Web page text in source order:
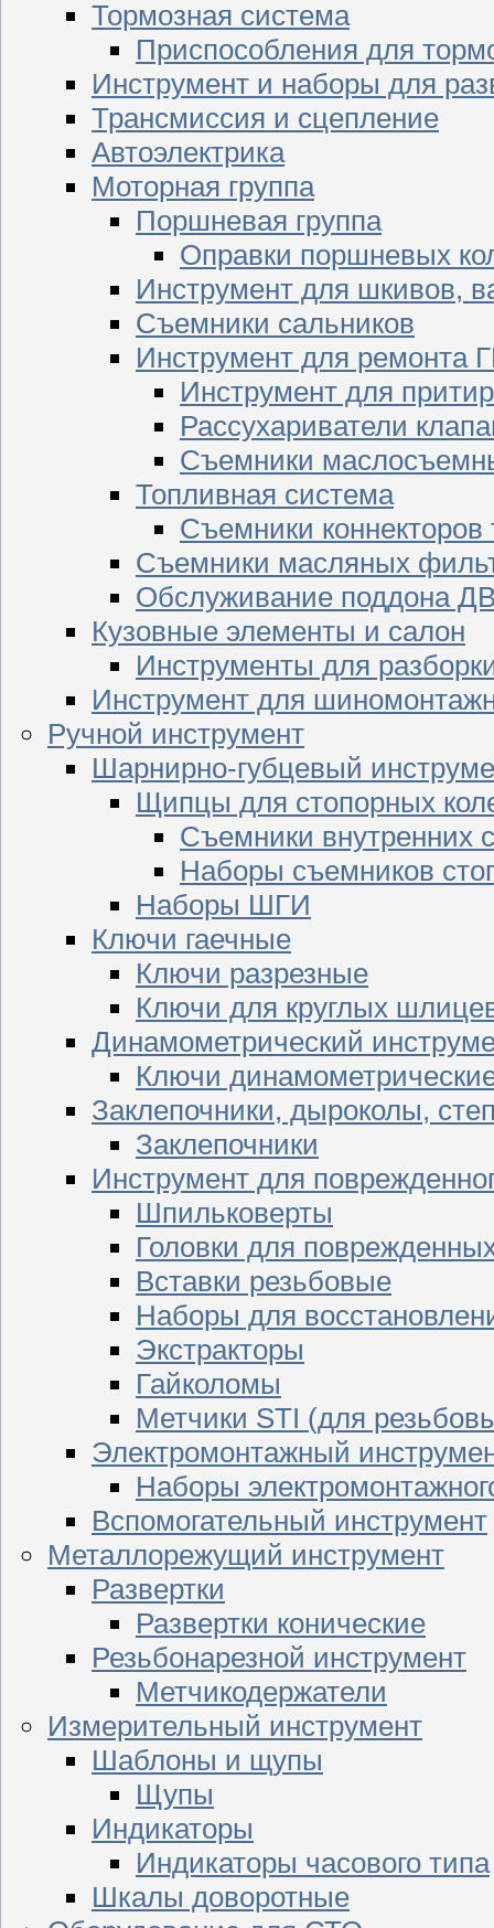
Тормозная система
Приспособления для
Инструмент и наборы для
Трансмиссия и сцепление
Автоэлектрика
Моторная группа
Поршневая группа
Оправки поршневых
Инструмент для шкивов,
Съемники сальников
Инструмент для ремонта
Инструмент для
Рассухариватели
Съемники
Топливная система
Съемники
Съемники масляных
Обслуживание поддона
Кузовные элементы и салон
Инструменты для
Инструмент для
Ручной инструмент
Шарнирно-губцевый
Щипцы для стопорных
Съемники внутренних
Наборы съемников
Наборы ШГИ
Ключи гаечные
Ключи разрезные
Ключи для круглых
Динамометрический
Ключи
Заклепочники, дыроколы,
Заклепочники
Инструмент для
Шпильковерты
Головки для
Вставки резьбовые
Наборы для
Экстракторы
Гайколомы
Метчики STI (для
Электромонтажный
Наборы
Вспомогательный инструмент
Металлорежущий инструмент
Развертки
Развертки конические
Резьбонарезной инструмент
Метчикодержатели
Измерительный инструмент
Шаблоны и щупы
Щупы
Индикаторы
Индикаторы часового типа
Шкалы доворотные